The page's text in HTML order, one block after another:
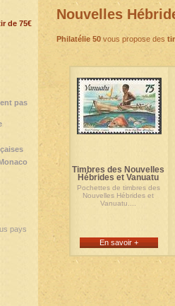
Nouvelles
Philatélie 50 vous propose des
Timbres des Nouvelles
Hébrides et Vanuatu
Pochettes de timbres des
Nouvelles Hébrides et
Vanuatu....
En savoir +
pas
pays
de 75€